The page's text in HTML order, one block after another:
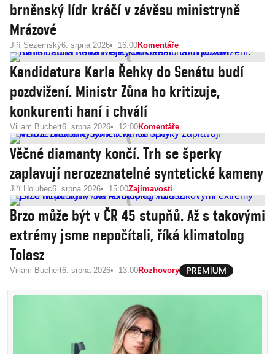
brněnský lídr kráčí v závěsu ministryně
Mrázové
Jiří Sezemský6. srpna 2026 16:00Komentáře
Kandidatura Karla Řehky do Senátu budí
pozdvižení. Ministr Zůna ho kritizuje,
konkurenti haní i chválí
Viliam Buchert6. srpna 2026 12:00Komentáře
Věčné diamanty končí. Trh se šperky
zaplavují nerozeznatelné syntetické kameny
Jiří Holubec6. srpna 2026 15:00Zajímavosti
Brzo může být v ČR 45 stupňů. Až s takovými
extrémy jsme nepočítali, říká klimatolog
Tolasz
Viliam Buchert6. srpna 2026 13:00Rozhovory